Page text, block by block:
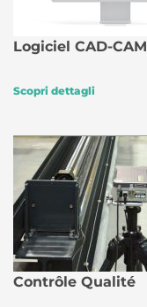
Logiciel CAD-CAM
Scopri dettagli
Contrôle Qualité